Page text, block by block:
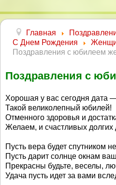
Главная
С Днем Рождения
Поздравления с юбилеем
Поздравления с
Хорошая у вас сегодня дата
Такой великолепный юбилей!
Отменного здоровья и
Желаем, и счастливых долгих
Пусть вера будет спутником
Пусть дарит солнце окнам
Прекрасны будьте, веселы,
Удача пусть идет за вами